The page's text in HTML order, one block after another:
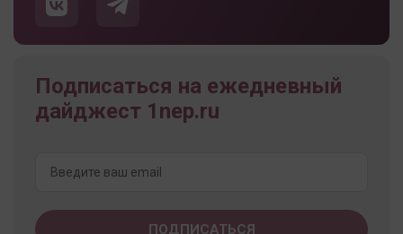
Подписаться на ежедневный
дайджест 1nep.ru